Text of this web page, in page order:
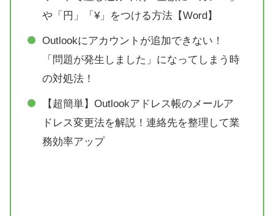
や「円」「¥」をつける方法【Word】
Outlookにアカウントが追加できない！
「問題が発生しました」になってしまう時
の対処法！
【超簡単】Outlookアドレス帳のメールア
ドレス変更法を解説！連絡先を整理して業
務効率アップ